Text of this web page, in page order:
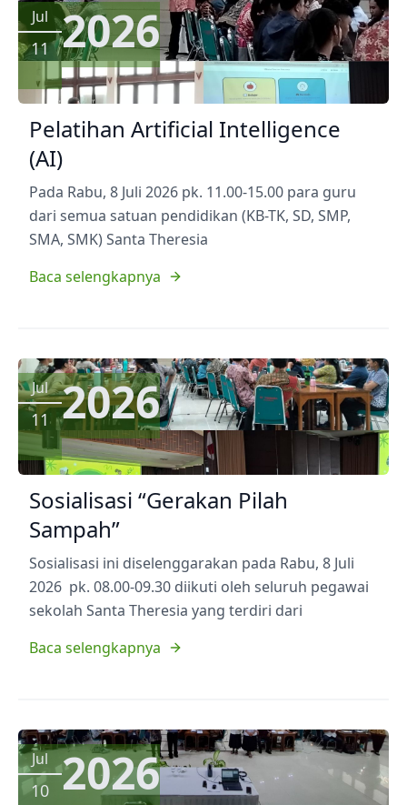
Jul
11 2026
Pelatihan Artificial Intelligence
(AI)
Pada Rabu, 8 Juli 2026 pk. 11.00-15.00 para guru
dari semua satuan pendidikan (KB-TK, SD, SMP,
SMA, SMK) Santa Theresia
Baca selengkapnya
Jul
11 2026
Sosialisasi “Gerakan Pilah
Sampah”
Sosialisasi ini diselenggarakan pada Rabu, 8 Juli
2026 pk. 08.00-09.30 diikuti oleh seluruh pegawai
sekolah Santa Theresia yang terdiri dari
Baca selengkapnya
Jul
10 2026